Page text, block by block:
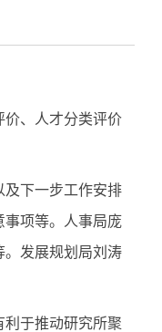
价、人才分类评价
及下一步工作安排
事项等。人事局庞
。发展规划局刘涛
于推动研究所聚